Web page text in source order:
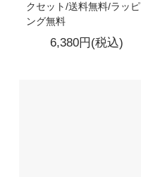
クセット/送料無料/ラッピ
ング無料
6,380円(税込)